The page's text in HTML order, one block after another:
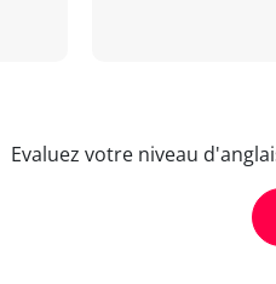
Evaluez votre niveau